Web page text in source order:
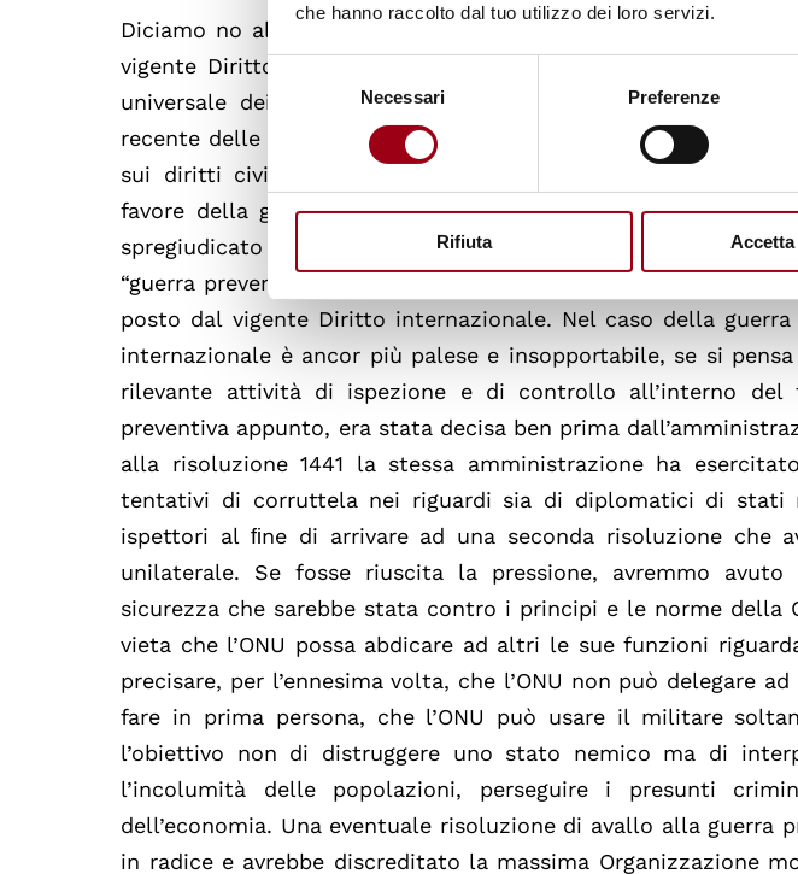
che hanno raccolto dal tuo utilizzo dei loro servizi.
Selezione
del
Necessari Preferenze
Rifiuta
Diciamo no alla guerra, quindi anche a questa guerra, perché
vigente Diritto internazionale che si radica nella Carta delle
universale dei diritti umani e nelle successive Convenzioni
recente delle quali è la Convenzione sui diritti dei bambini.
sui diritti civili e politici, ratiﬁcato dall’Italia nel 1977,
favore della guerra deve essere vietata dalla legge”. Come
spregiudicato di certi governanti, che addirittura teorizzano
“guerra preventiva”? L’articolo 11 della nostra Costituzione è
posto dal vigente Diritto internazionale. Nel caso della
internazionale è ancor più palese e insopportabile, se si pensa
rilevante attività di ispezione e di controllo all’interno del
preventiva appunto, era stata decisa ben prima
alla risoluzione 1441 la stessa amministrazione ha
tentativi di corruttela nei riguardi sia di diplomatici di stati
ispettori al ﬁne di arrivare ad una seconda risoluzione che
unilaterale. Se fosse riuscita la pressione, avremmo
sicurezza che sarebbe stata contro i principi e le norme della
vieta che l’ONU possa abdicare ad altri le sue funzioni
precisare, per l’ennesima volta, che l’ONU non può delegare
fare in prima persona, che l’ONU può usare il militare
l’obiettivo non di distruggere uno stato nemico ma di
l’incolumità delle popolazioni, perseguire i presunti
dell’economia. Una eventuale risoluzione di avallo alla guerra
in radice e avrebbe discreditato la massima Organizzazione